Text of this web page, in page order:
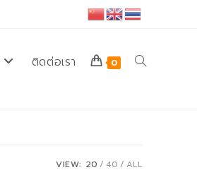
ติดต่อเรา 0 Toggle
search
VIEW: 20 40 ALL